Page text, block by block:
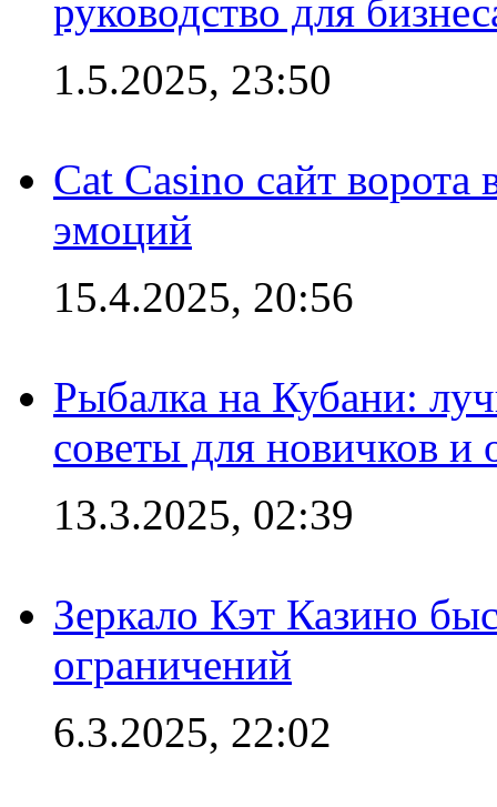
руководство для
1.5.2025, 23:50
Cat Casino сайт
эмоций
15.4.2025, 20:56
Рыбалка на Кубани:
советы для новичков
13.3.2025, 02:39
Зеркало Кэт Казино
ограничений
6.3.2025, 22:02